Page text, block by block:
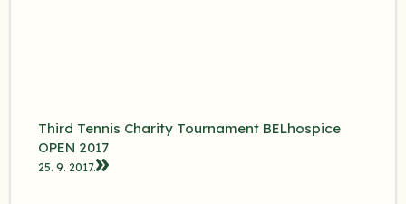
Third Tennis Charity Tournament BELhospice
OPEN 2017
25. 9. 2017.